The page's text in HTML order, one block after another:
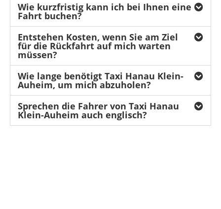
Wie kurzfristig kann ich bei Ihnen eine
Fahrt buchen?
Entstehen Kosten, wenn Sie am Ziel
für die Rückfahrt auf mich warten
müssen?
Wie lange benötigt Taxi Hanau Klein-
Auheim, um mich abzuholen?
Sprechen die Fahrer von Taxi Hanau
Klein-Auheim auch englisch?